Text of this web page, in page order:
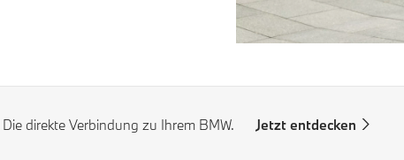
direkte Verbindung zu Ihrem BMW. Jetzt entdecken